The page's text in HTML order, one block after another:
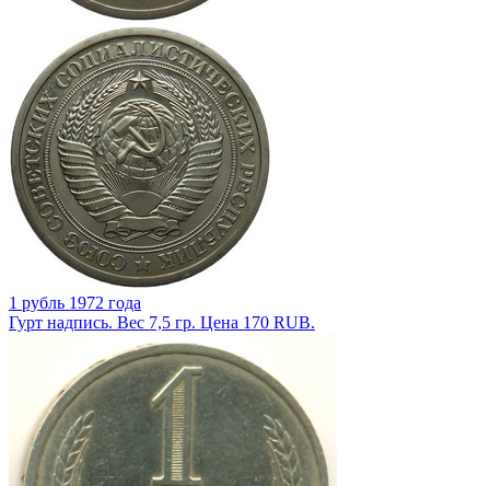
1 рубль 1972 года
Гурт надпись. Вес 7,5 гр. Цена 170 RUB.